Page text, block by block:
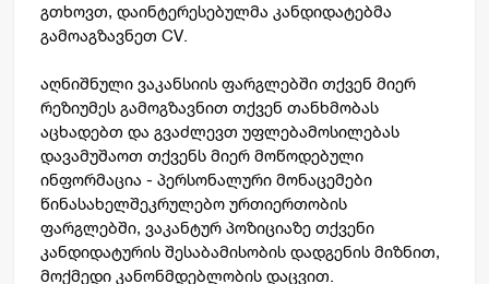
გთხოვთ, დაინტერესებულმა კანდიდატებმა
გამოაგზავნეთ CV.
აღნიშნული ვაკანსიის ფარგლებში თქვენ მიერ
რეზიუმეს გამოგზავნით თქვენ თანხმობას
აცხადებთ და გვაძლევთ უფლებამოსილებას
დავამუშაოთ თქვენს მიერ მოწოდებული
ინფორმაცია - პერსონალური მონაცემები
წინასახელშეკრულებო ურთიერთობის
ფარგლებში, ვაკანტურ პოზიციაზე თქვენი
კანდიდატურის შესაბამისობის დადგენის მიზნით,
მოქმედი კანონმდებლობის დაცვით.